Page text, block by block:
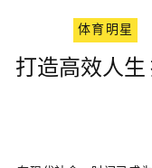
体育明星
打造高效人